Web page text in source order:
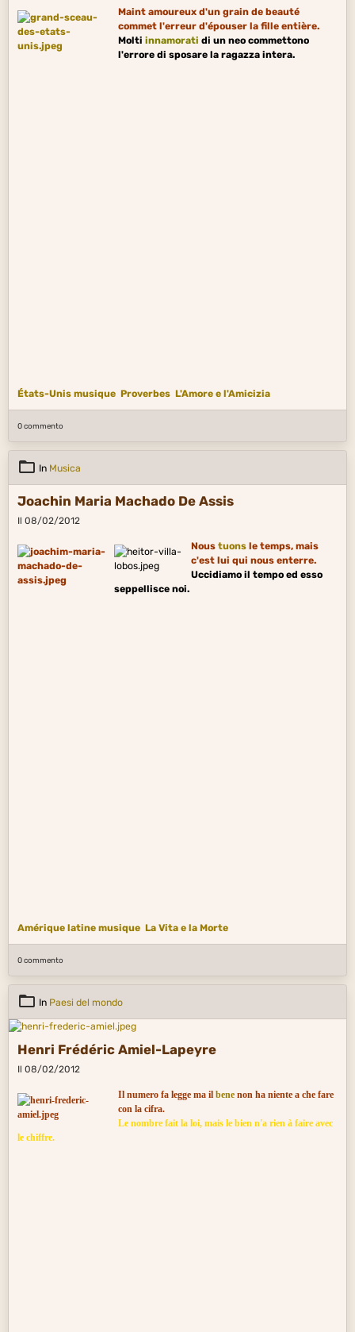
Maint amoureux d'un grain de beauté
commet l'erreur d'épouser la fille entière.
Molti innamorati di un neo commettono
l'errore di sposare la ragazza intera.
États-Unis musique Proverbes L'Amore e l'Amicizia
0 commento
In Musica
Joachin Maria Machado De Assis
Il 08/02/2012
Nous tuonsle temps, mais
c'est lui qui nous enterre.
Uccidiamo il tempo ed esso
seppellisce noi.
Amérique latine musique La Vita e la Morte
0 commento
In Paesi del mondo
Henri Frédéric Amiel-Lapeyre
Il 08/02/2012
Il numero fa legge ma il bene non ha niente a che fare
con la cifra.
Le nombre fait la loi, mais le bien n'a rien à faire avec
le chiffre.